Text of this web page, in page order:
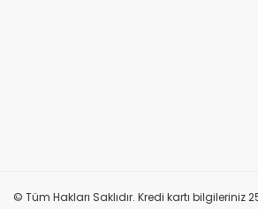
© Tüm Hakları Saklıdır. Kredi kartı bilgileriniz